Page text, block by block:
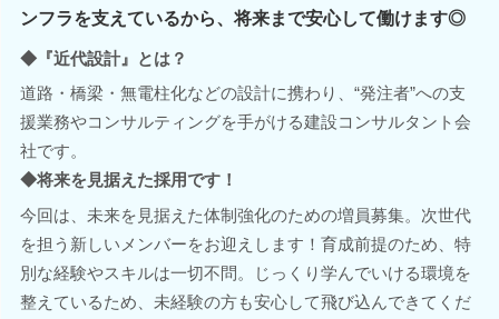
ンフラを支えているから、将来まで安心して働けます◎
◆『近代設計』とは？
道路・橋梁・無電柱化などの設計に携わり、“発注者”への支
援業務やコンサルティングを手がける建設コンサルタント会
社です。
◆将来を見据えた採用です！
今回は、未来を見据えた体制強化のための増員募集。次世代
を担う新しいメンバーをお迎えします！育成前提のため、特
別な経験やスキルは一切不問。じっくり学んでいける環境を
整えているため、未経験の方も安心して飛び込んできてくだ